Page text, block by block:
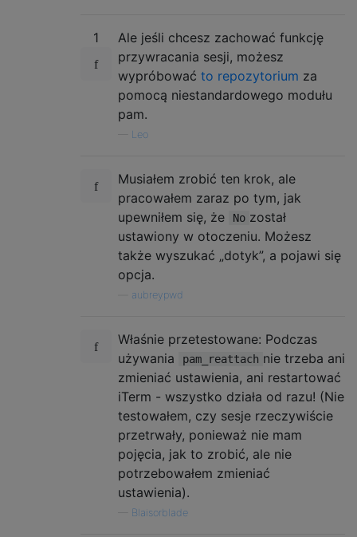
1
Ale jeśli chcesz zachować funkcję
przywracania sesji, możesz
wypróbować to repozytorium za
pomocą niestandardowego modułu
pam.
Leo
Musiałem zrobić ten krok, ale
pracowałem zaraz po tym, jak
upewniłem się, że
No został
ustawiony w otoczeniu. Możesz
także wyszukać „dotyk”, a pojawi się
opcja.
aubreypwd
Właśnie przetestowane: Podczas
używania
pam_reattach nie trzeba ani
zmieniać ustawienia, ani restartować
iTerm - wszystko działa od razu! (Nie
testowałem, czy sesje rzeczywiście
przetrwały, ponieważ nie mam
pojęcia, jak to zrobić, ale nie
potrzebowałem zmieniać
ustawienia).
Blaisorblade